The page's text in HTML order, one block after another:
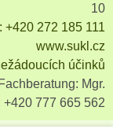
10
+420 272 185 111
www.sukl.cz
účinků
Mgr.
+420 777 665 562